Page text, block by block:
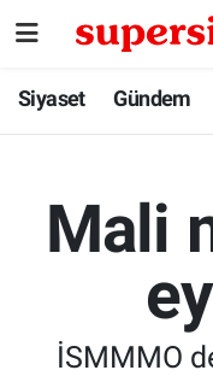
Siyaset Gündem
Mali
İSMMMO
Siyaset
Gizli Gündem
İstanbul
İstanbul
İstanbul Trafik
Süper Lig